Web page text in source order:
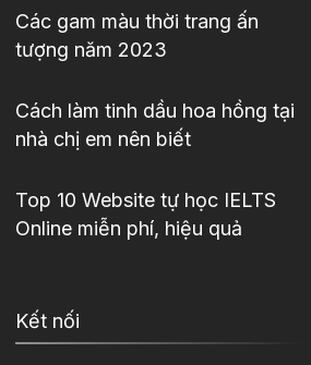
Các gam màu thời trang ấn
tượng năm 2023
Cách làm tinh dầu hoa hồng tại
nhà chị em nên biết
Top 10 Website tự học IELTS
Online miễn phí, hiệu quả
Kết nối